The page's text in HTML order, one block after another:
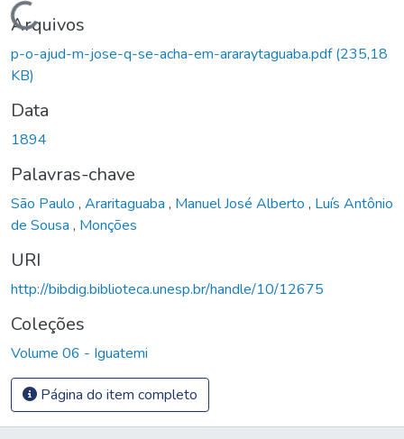
Carregando...
Arquivos
p-o-ajud-m-jose-q-se-acha-em-araraytaguaba.pdf(235,18
KB)
Data
1894
Palavras-chave
São Paulo , Araritaguaba , Manuel José Alberto , Luís Antônio
de Sousa , Monções
URI
http://bibdig.biblioteca.unesp.br/handle/10/12675
Coleções
Volume 06 - Iguatemi
Página do item completo